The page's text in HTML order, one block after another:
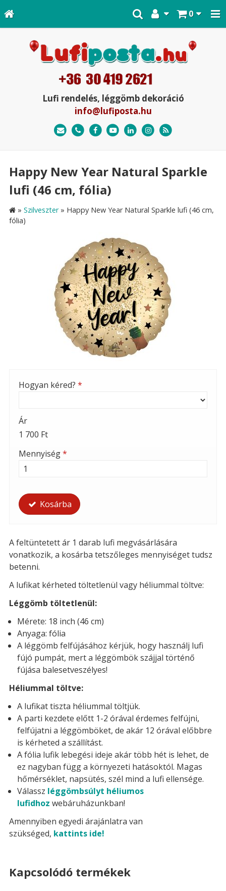
0
Lufi rendelés, léggömb dekoráció
info@lufiposta.hu
Happy New Year Natural Sparkle
lufi (46 cm, fólia)
» Szilveszter» Happy New Year Natural Sparkle lufi (46 cm,
fólia)
Hogyan kéred? *
Ár
1 700 Ft
Mennyiség*
Kosárba
A feltüntetett ár 1 darab lufi megvásárlására
vonatkozik, a kosárba tetszőleges mennyiséget tudsz
betenni.
A lufikat kérheted töltetlenül vagy héliummal töltve:
Léggömb töltetlenül:
Mérete: 18 inch (46 cm)
Anyaga: fólia
A léggömb felfújásához kérjük, hogy használj lufi
fújó pumpát, mert a léggömbök szájjal történő
fújása balesetveszélyes!
Héliummal töltve:
A lufikat tiszta héliummal töltjük.
A parti kezdete előtt 1-2 órával érdemes felfújni,
felfújatni a léggömböket, de akár 12 órával előbbre
is kérheted a szállítást.
A fólia lufik lebegési ideje akár több hét is lehet, de
ez nagyban függ a környezeti hatásoktól. Magas
hőmérséklet, napsütés, szél mind a lufi ellensége.
Válassz léggömbsúlyt héliumos
lufidhoz webáruházunkban!
Amennyiben egyedi árajánlatra van
szükséged, kattints ide!
Kapcsolódó termékek